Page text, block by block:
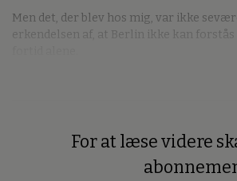
Men det, der blev hos mig, var ikke
erkendelsen af, at Berlin ikke kan
For at læse videre